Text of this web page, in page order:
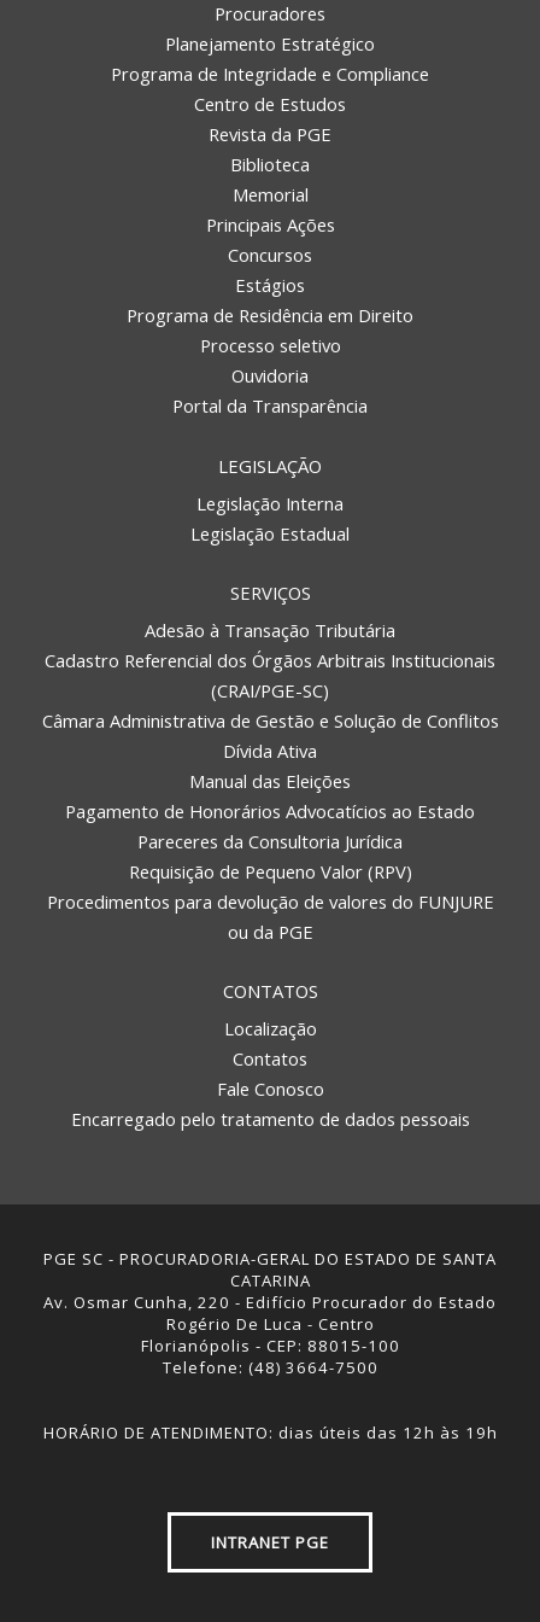
Procuradores
Planejamento Estratégico
Programa de Integridade e Compliance
Centro de Estudos
Revista da PGE
Biblioteca
Memorial
Principais Ações
Concursos
Estágios
Programa de Residência em Direito
Processo seletivo
Ouvidoria
Portal da Transparência
LEGISLAÇÃO
Legislação Interna
Legislação Estadual
SERVIÇOS
Adesão à Transação Tributária
Cadastro Referencial dos Órgãos Arbitrais Institucionais
(CRAI/PGE-SC)
Câmara Administrativa de Gestão e Solução de Conflitos
Dívida Ativa
Manual das Eleições
Pagamento de Honorários Advocatícios ao Estado
Pareceres da Consultoria Jurídica
Requisição de Pequeno Valor (RPV)
Procedimentos para devolução de valores do FUNJURE
ou da PGE
CONTATOS
Localização
Contatos
Fale Conosco
Encarregado pelo tratamento de dados pessoais
PGE SC - PROCURADORIA-GERAL DO ESTADO DE SANTA
CATARINA
Av. Osmar Cunha, 220 - Edifício Procurador do Estado
Rogério De Luca - Centro
Florianópolis - CEP: 88015-100
Telefone: (48) 3664-7500
HORÁRIO DE ATENDIMENTO: dias úteis das 12h às 19h
INTRANET PGE